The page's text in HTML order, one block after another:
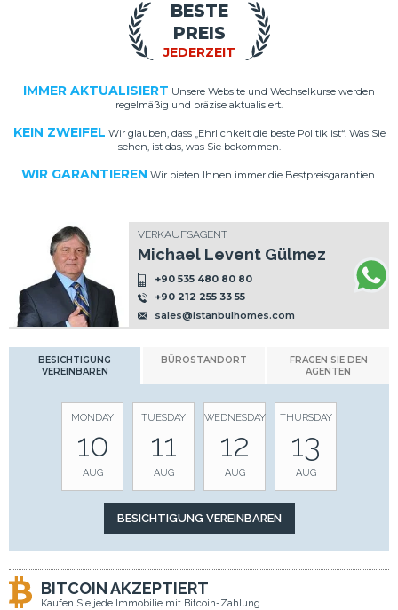
JEDERZEIT
BESTE
PREIS
IMMER AKTUALISIERT Unsere Website und Wechselkurse werden
regelmäßig und präzise aktualisiert.
KEIN ZWEIFEL Wir glauben, dass „Ehrlichkeit die beste Politik ist“. Was Sie
sehen, ist das, was Sie bekommen.
WIR GARANTIEREN Wir bieten Ihnen immer die Bestpreisgarantien.
VERKAUFSAGENT
Michael Levent Gülmez
+90 535 480 80 80
+90 212 255 33 55
sales@istanbulhomes.com
BESICHTIGUNG
VEREINBAREN
BÜROSTANDORT
FRAGEN SIE DEN
AGENTEN
MONDAY
10
AUG
TUESDAY
11
AUG
WEDNESDAY
12
AUG
THURSDAY
13
AUG
BITCOIN AKZEPTIERT
Kaufen Sie jede Immobilie mit Bitcoin-Zahlung